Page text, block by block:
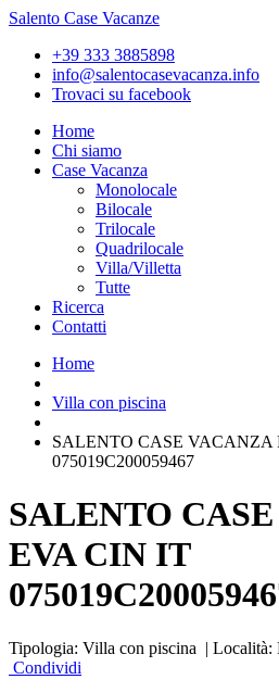
Salento Case Vacanze
+39 333 3885898
info@salentocasevacanza.info
Trovaci su facebook
Home
Chi siamo
Case Vacanza
Monolocale
Bilocale
Trilocale
Quadrilocale
Villa/Villetta
Tutte
Ricerca
Contatti
Home
Villa con piscina
SALENTO CASE VACANZA
075019C200059467
SALENTO
EVA CIN IT
Tipologia: Villa con piscina | Località:
Condividi